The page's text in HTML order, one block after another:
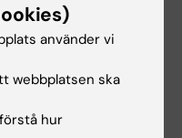
digitalt.
delta i kursens
under kursen för
och arbeta
för att utveckla
använder vi
webbplatsen ska
hur